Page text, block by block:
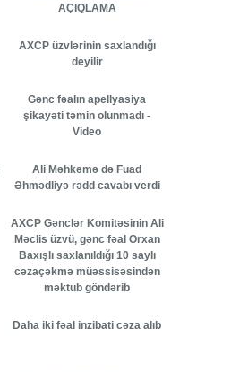
AÇIQLAMA
AXCP üzvlərinin saxlandığı
deyilir
Gənc fəalın apellyasiya
şikayəti təmin olunmadı -
Video
Ali Məhkəmə də Fuad
Əhmədliyə rədd cavabı verdi
AXCP Gənclər Komitəsinin Ali
Məclis üzvü, gənc fəal Orxan
Baxışlı saxlanıldığı 10 saylı
cəzaçəkmə müəssisəsindən
məktub göndərib
Daha iki fəal inzibati cəza alıb